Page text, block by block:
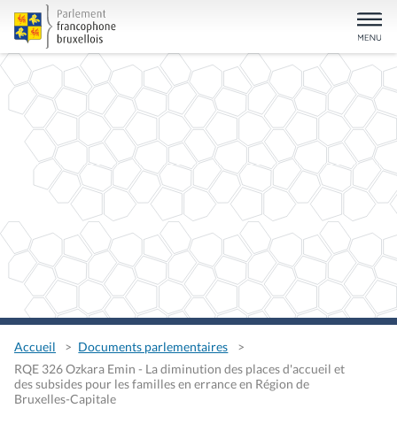
Accueil
Documents parlementaires
RQE 326 Ozkara Emin - La diminution des places d'accueil et
des subsides pour les familles en errance en Région de
Bruxelles-Capitale